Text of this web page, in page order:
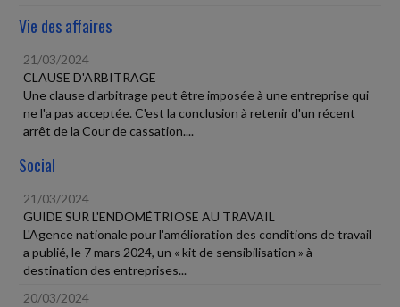
Vie des affaires
21/03/2024
CLAUSE D'ARBITRAGE
Une clause d'arbitrage peut être imposée à une entreprise qui
ne l'a pas acceptée. C'est la conclusion à retenir d'un récent
arrêt de la Cour de cassation....
Social
21/03/2024
GUIDE SUR L'ENDOMÉTRIOSE AU TRAVAIL
L'Agence nationale pour l'amélioration des conditions de travail
a publié, le 7 mars 2024, un « kit de sensibilisation » à
destination des entreprises...
20/03/2024